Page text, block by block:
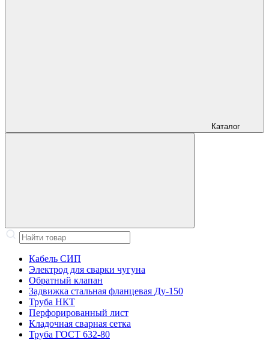
Каталог
Кабель СИП
Электрод для сварки чугуна
Обратный клапан
Задвижка стальная фланцевая Ду-150
Труба НКТ
Перфорированный лист
Кладочная сварная сетка
Труба ГОСТ 632-80